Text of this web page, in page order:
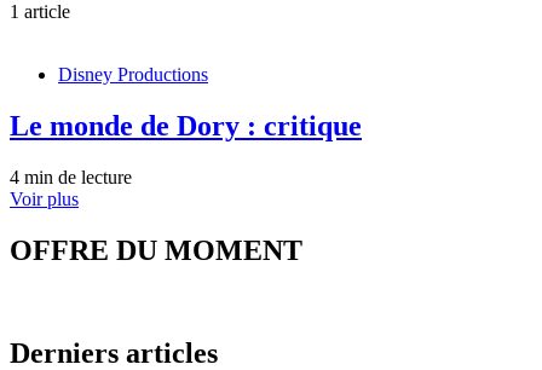
1 article
Disney Productions
Le monde de Dory : critique
4 min de lecture
Voir plus
OFFRE DU MOMENT
Derniers articles